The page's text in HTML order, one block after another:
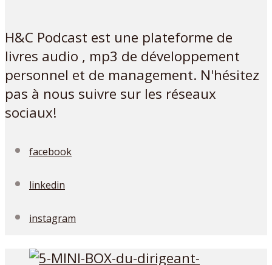
H&C Podcast est une plateforme de
livres audio , mp3 de développement
personnel et de management. N'hésitez
pas à nous suivre sur les réseaux
sociaux!
facebook
linkedin
instagram